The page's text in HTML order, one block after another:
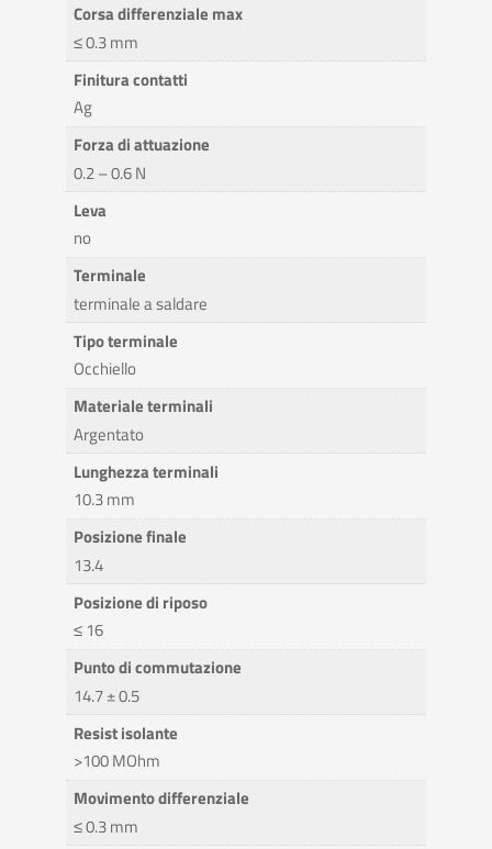
Corsa differenziale max
≤ 0.3 mm
Finitura contatti
Ag
Forza di attuazione
0.2 – 0.6 N
Leva
no
Terminale
terminale a saldare
Tipo terminale
Occhiello
Materiale terminali
Argentato
Lunghezza terminali
10.3 mm
Posizione finale
13.4
Posizione di riposo
≤ 16
Punto di commutazione
14.7 ± 0.5
Resist isolante
>100 MOhm
Movimento differenziale
≤ 0.3 mm